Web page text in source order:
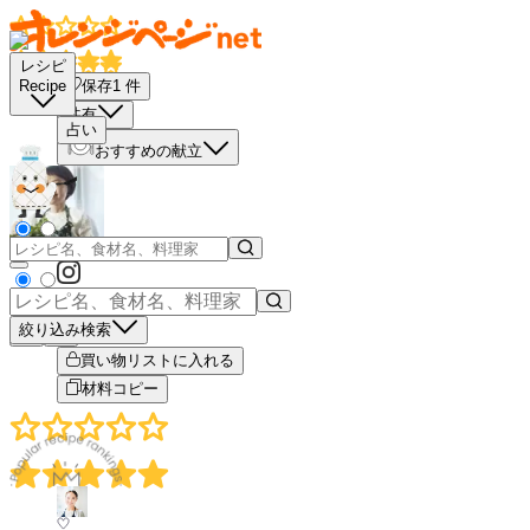
レシピ
Recipe
占い
絞り込み検索
保存1 件
共有
おすすめの献立
－
＋
買い物リストに入れる
材料コピー